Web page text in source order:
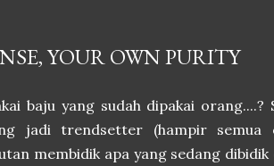
YOUR OWN PURITY
baju yang sudah dipakai orang....?
jadi trendsetter (hampir semua
membidik apa yang sedang